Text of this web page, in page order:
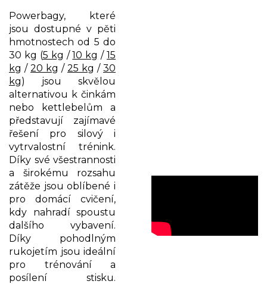
Powerbagy, které
jsou dostupné v pěti
hmotnostech od 5 do
30 kg (5 kg /10 kg / 15
kg / 20 kg / 25 kg / 30
kg) jsou skvělou
alternativou k činkám
nebo kettlebelům a
představují zajímavé
řešení pro silový i
vytrvalostní trénink.
Díky své všestrannosti
a širokému rozsahu
zátěže jsou oblíbené i
pro domácí cvičení,
kdy nahradí spoustu
dalšího vybavení.
Díky pohodlným
rukojetím jsou ideální
pro trénování a
posílení stisku.